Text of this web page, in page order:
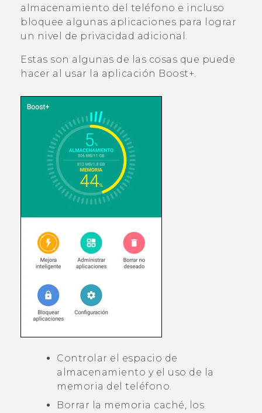
Video Tutorials
almacenamiento del teléfono e incluso
bloquee algunas aplicaciones para lograr
un nivel de privacidad adicional.
Estas son algunas de las cosas que puede
hacer al usar la aplicación Boost+.
Controlar el espacio de
almacenamiento y el uso de la
memoria del teléfono.
Borrar la memoria caché, los